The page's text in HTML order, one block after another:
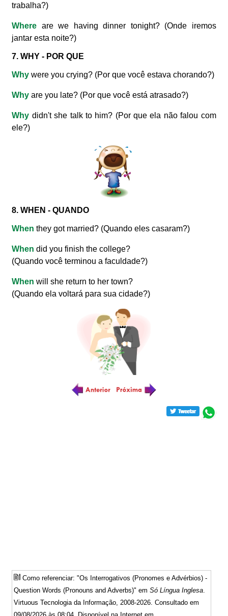
trabalha?)
Where are we having dinner tonight? (Onde iremos
jantar esta noite?)
7. WHY - POR QUE
Why were you crying? (Por que você estava chorando?)
Why are you late? (Por que você está atrasado?)
Why didn't she talk to him? (Por que ela não falou com
ele?)
8. WHEN - QUANDO
When they got married? (Quando eles casaram?)
When did you finish the college?
(Quando você terminou a faculdade?)
When will she return to her town?
(Quando ela voltará para sua cidade?)
Como referenciar: "Os Interrogativos (Pronomes e Advérbios) -
Question Words (Pronouns and Adverbs)" emSó Língua Inglesa.
Virtuous Tecnologia da Informação, 2008-2026. Consultado em